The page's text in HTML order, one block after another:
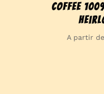
coffee
A partir